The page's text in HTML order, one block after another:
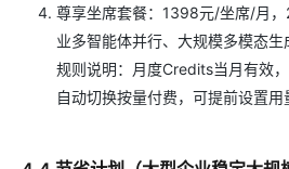
尊享坐席套餐：1398元/坐席/月
业多智能体并行、大规模多模态生
规则说明：月度Credits当月有效
自动切换按量付费，可提前设置用